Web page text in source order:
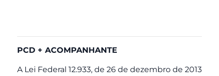
PCD + ACOMPANHANTE
A Lei Federal 12.933, de 26 de dezembro de 2013